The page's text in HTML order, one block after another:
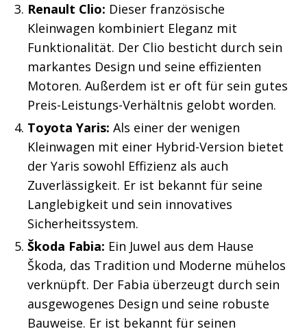
Renault Clio: Dieser französische
Kleinwagen kombiniert Eleganz mit
Funktionalität. Der Clio besticht durch sein
markantes Design und seine effizienten
Motoren. Außerdem ist er oft für sein gutes
Preis-Leistungs-Verhältnis gelobt worden.
Toyota Yaris: Als einer der wenigen
Kleinwagen mit einer Hybrid-Version bietet
der Yaris sowohl Effizienz als auch
Zuverlässigkeit. Er ist bekannt für seine
Langlebigkeit und sein innovatives
Sicherheitssystem.
Škoda Fabia: Ein Juwel aus dem Hause
Škoda, das Tradition und Moderne mühelos
verknüpft. Der Fabia überzeugt durch sein
ausgewogenes Design und seine robuste
Bauweise. Er ist bekannt für seinen